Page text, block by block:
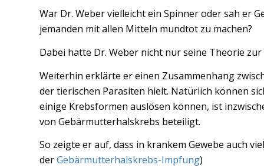
War Dr. Weber vielleicht ein Spinner oder sah er
jemanden mit allen Mitteln mundtot zu machen?
Dabei hatte Dr. Weber nicht nur seine Theorie
Weiterhin erklärte er einen Zusammenhang
der tierischen Parasiten hielt. Natürlich können
einige Krebsformen auslösen können, ist
von Gebärmutterhalskrebs beteiligt.
So zeigte er auf, dass in krankem Gewebe auch
derGebärmutterhalskrebs-Impfung)